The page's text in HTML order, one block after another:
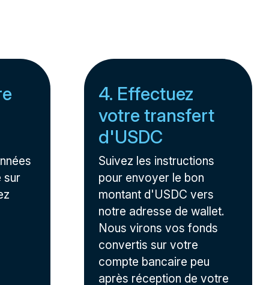
sur
4. Effectuez
votre transfert
d'USDC
Suivez les instructions
pour envoyer le bon
montant d'USDC vers
notre adresse de wallet.
Nous virons vos fonds
convertis sur votre
compte bancaire peu
après réception de votre